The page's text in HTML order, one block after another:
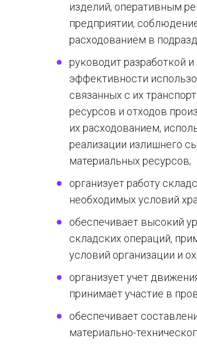
изделий, оперативным
предприятии,
расходованием в
руководит разработкой
эффективности
связанных с их
ресурсов и отходов
их расходованием,
реализации излишнего
материальных ресурсов;
организует работу
необходимых условий
обеспечивает высокий
складских операций,
условий организации и
организует учет
принимает участие в
обеспечивает
материально-